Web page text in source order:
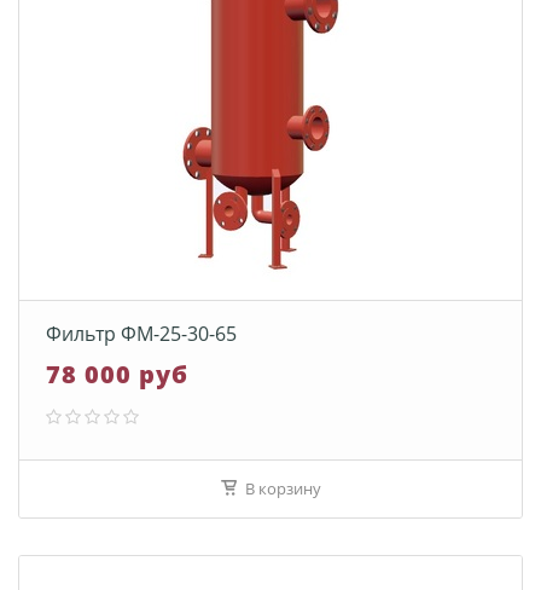
Фильтр ФМ-25-30-65
78 000 руб
В корзину